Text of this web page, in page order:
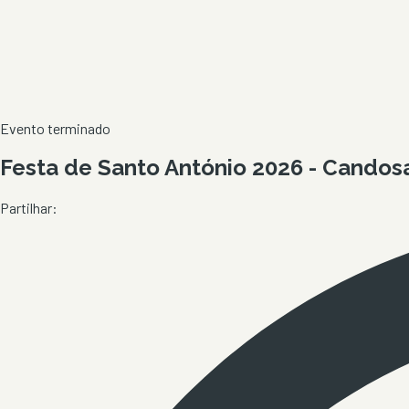
Evento terminado
Festa de Santo António 2026 -
Partilhar: